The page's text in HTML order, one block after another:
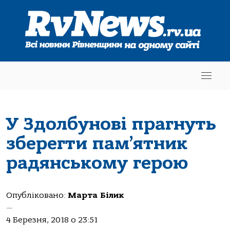
У Здолбунові прагнуть
зберегти пам’ятник
радянському герою
Опубліковано: Марта Білик
—
4 Березня, 2018 о 23:51